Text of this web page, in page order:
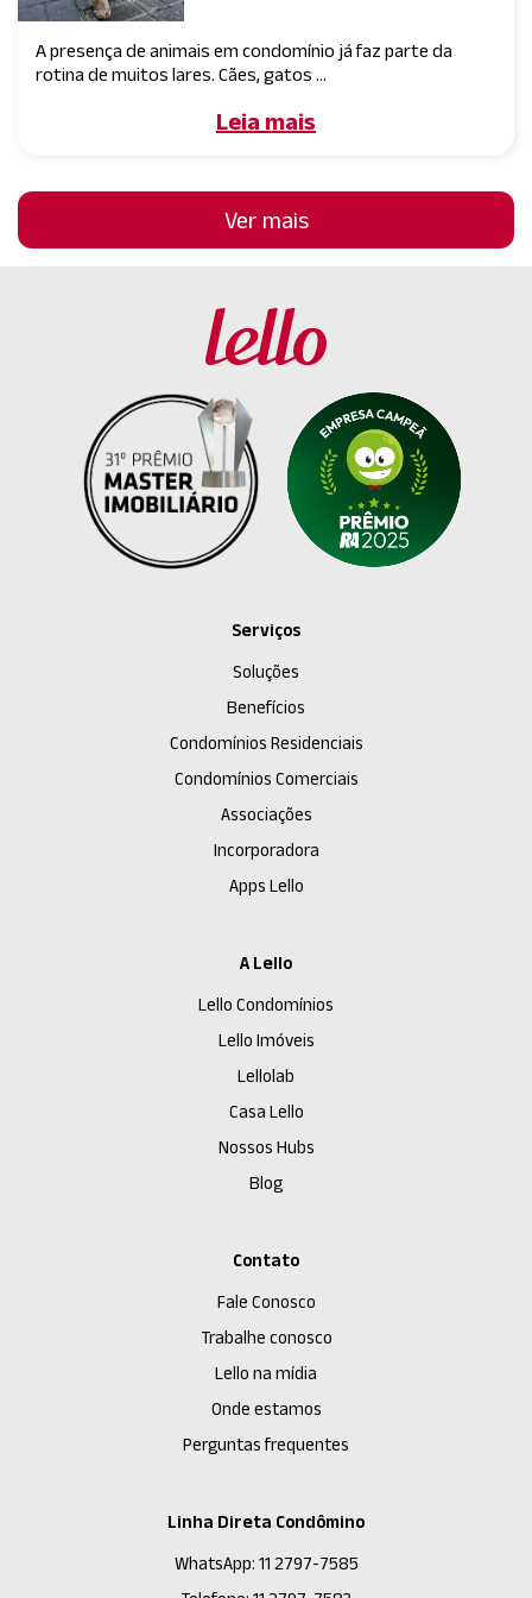
A presença de animais em condomínio já faz parte da
rotina de muitos lares. Cães, gatos ...
Leia mais
Ver mais
Serviços
Soluções
Benefícios
Condomínios Residenciais
Condomínios Comerciais
Associações
Incorporadora
Apps Lello
A Lello
Lello Condomínios
Lello Imóveis
Lellolab
Casa Lello
Nossos Hubs
Blog
Contato
Fale Conosco
Trabalhe conosco
Lello na mídia
Onde estamos
Perguntas frequentes
Linha Direta Condômino
WhatsApp: 11 2797-7585